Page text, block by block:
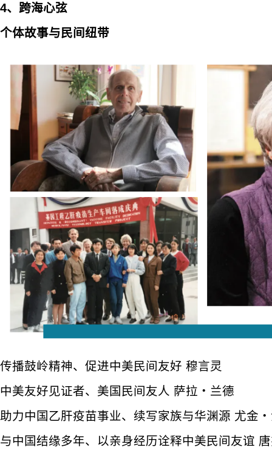
4、跨海心弦
个体故事与民间纽带
传播鼓岭精神、促进中美民间友好 穆言灵
中美友好见证者、美国民间友人 萨拉・兰德
助力中国乙肝疫苗事业、续写家族与华渊源 尤金
与中国结缘多年、以亲身经历诠释中美民间友谊